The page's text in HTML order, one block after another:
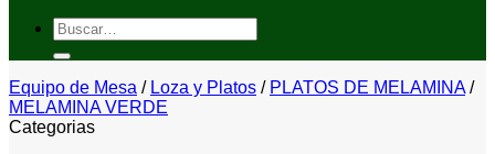
Buscar
por:
Equipo de Mesa / Loza y Platos / PLATOS DE MELAMINA /
MELAMINA VERDE
Categorias